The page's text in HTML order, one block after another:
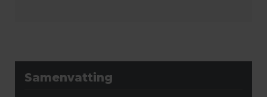
Samenvatting